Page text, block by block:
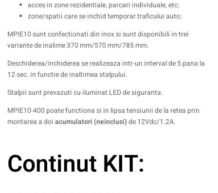
acces in zone rezidentiale, parcari individuale, etc;
zone/spatii care se inchid temporar traficului auto;
MPIE10 sunt confectionati din inox si sunt disponibili in trei
variante de inalime 370 mm/570 mm/785 mm.
Deschiderea/inchiderea se realizeaza intr-un interval de 5 pana la
12 sec. in functie de inaltimea stalpului.
Stalpii sunt prevazuti cu iluminat LED de siguranta.
MPIE10-400 poate functiona si in lipsa tensiunii de la retea prin
montarea a doiacumulatori (neinclusi)de 12Vdc/1.2A.
Continut KIT: